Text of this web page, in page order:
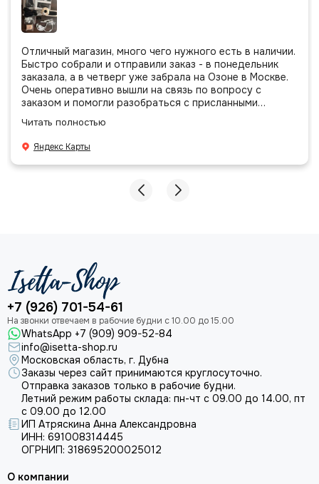
Отличный магазин, много чего нужного есть в наличии.
Быстро собрали и отправили заказ - в понедельник
заказала, а в четверг уже забрала на Озоне в Москве.
Очень оперативно вышли на связь по вопросу с
заказом и помогли разобраться с присланными
даже есть подарочек, очень приятно. Спасибо
большое команде!
Читать полностью
Яндекс Карты
+7 (926) 701-54-61
WhatsApp +7 (909) 909-52-84
info@isetta-shop.ru
Московская область, г. Дубна
Заказы через сайт принимаются круглосуточно.
Отправка заказов только в рабочие будни.
Летний режим работы склада: пн-чт с 09.00 до 14.00, пт
с 09.00 до 12.00
ИП Атряскина Анна Александровна
ИНН: 691008314445
ОГРНИП: 318695200025012
О компании